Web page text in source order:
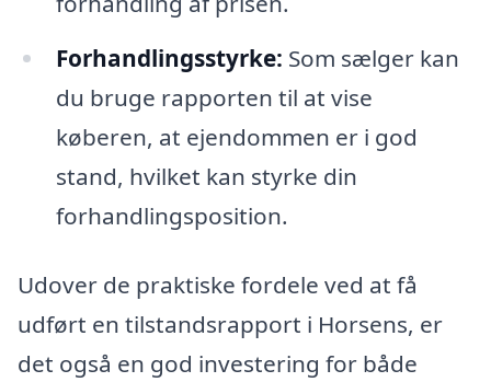
Forhandlingsstyrke: Som sælger kan
du bruge rapporten til at vise
køberen, at ejendommen er i god
stand, hvilket kan styrke din
forhandlingsposition.
Udover de praktiske fordele ved at få
udført en tilstandsrapport i Horsens, er
det også en god investering for både